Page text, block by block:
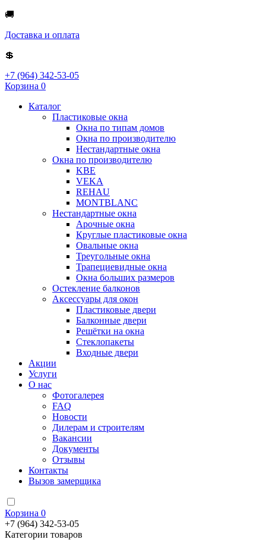
🚚
Доставка и оплата
💲
+7 (964) 342-53-05
Корзина 0
Каталог
Пластиковые окна
Окна по типам домов
Окна по производителю
Нестандартные окна
Окна по производителю
KBE
VEKA
REHAU
MONTBLANC
Нестандартные окна
Арочные окна
Круглые пластиковые окна
Овальные окна
Треугольные окна
Трапециевидные окна
Окна больших размеров
Остекление балконов
Аксессуары для окон
Пластиковые двери
Балконные двери
Решётки на окна
Стеклопакеты
Входные двери
Акции
Услуги
О нас
Фотогалерея
FAQ
Новости
Дилерам и строителям
Вакансии
Документы
Отзывы
Контакты
Вызов замерщика
Корзина 0
+7 (964) 342-53-05
Категории товаров